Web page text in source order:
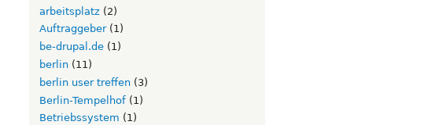
arbeitsplatz (2)
Auftraggeber(1)
be-drupal.de (1)
berlin (11)
berlin user treffen (3)
Berlin-Tempelhof (1)
Betriebssystem (1)